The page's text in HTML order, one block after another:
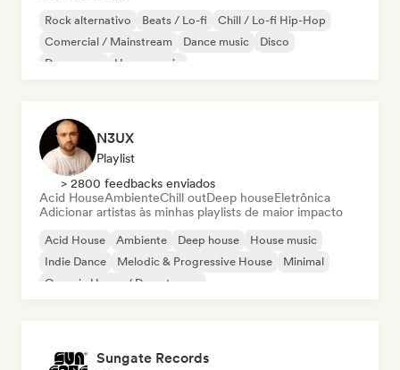
Rock alternativo Beats / Lo-fi
Chill / Lo-fi Hip-Hop
Comercial / Mainstream
Dance music
Disco
Dream pop
House music
N3UX
Playlist
> 2800 feedbacks enviados
Acid HouseAmbienteChill outDeep houseEletrônica
Adicionar artistas às minhas playlists de maior impacto
Acid House Ambiente Deep house
House music
Indie Dance
Melodic & Progressive House
Minimal
Organic House / Downtempo
Sungate Records